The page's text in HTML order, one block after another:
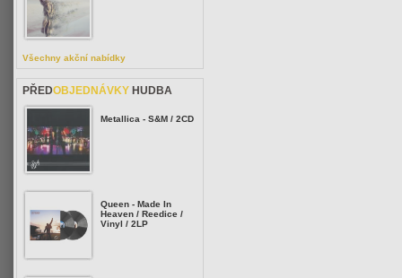
Všechny akční nabídky
PŘEDOBJEDNÁVKY HUDBA
Metallica - S&M / 2CD
Queen - Made In
Heaven / Reedice /
Vinyl / 2LP